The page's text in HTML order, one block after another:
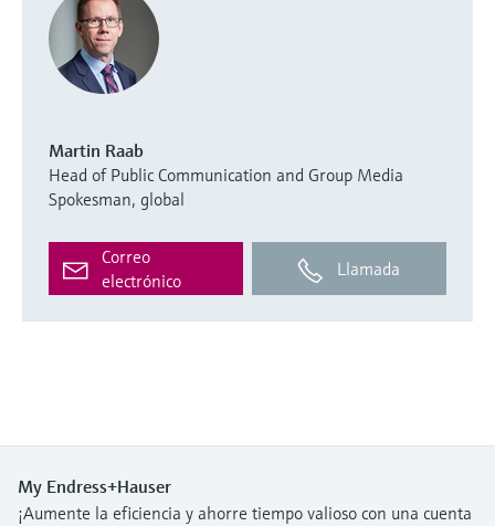
Martin Raab
Head of Public Communication and Group Media
Spokesman, global
Correo
electrónico
Llamada
My Endress+Hauser
¡Aumente la eficiencia y ahorre tiempo valioso con una cuenta